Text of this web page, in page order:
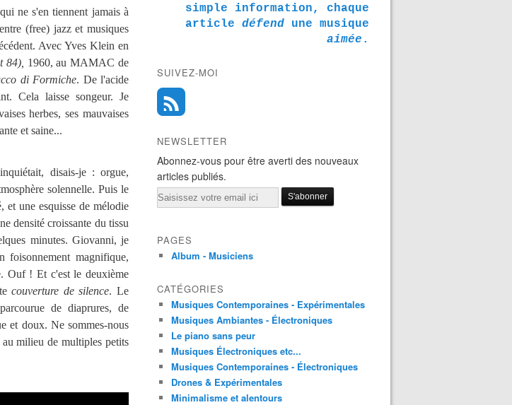
ne s'en tiennent jamais à
(free) jazz et musiques
Avec Yves Klein en
84), 1960, au MAMAC de
di Formiche. De l'acide
Cela laisse songeur. Je
herbes, ses mauvaises
et saine...
disais-je : orgue,
solennelle. Puis le
et une esquisse de mélodie
densité croissante du tissu
minutes. Giovanni, je
foisonnement magnifique,
Ouf ! Et c'est le deuxième
couverture de silence. Le
de diaprures, de
et doux. Ne sommes-nous
milieu de multiples petits
simple information, chaque
article défend une musique
aimée .
SUIVEZ-MOI
NEWSLETTER
Abonnez-vous pour être averti des nouveaux
articles publiés.
Email
PAGES
Album - Musiciens
CATÉGORIES
Musiques Contemporaines - Expérimentales
Musiques Ambiantes - Électroniques
Le piano sans peur
Musiques Électroniques etc...
Musiques Contemporaines - Électroniques
Drones & Expérimentales
Minimalisme et alentours